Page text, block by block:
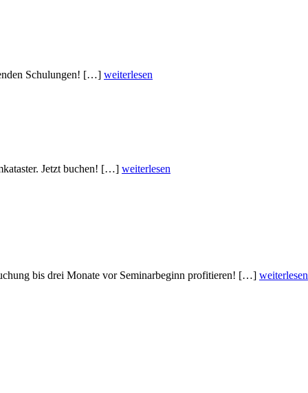
Schulungen! […] weiterlesen
Jetzt buchen! […] weiterlesen
bis drei Monate vor Seminarbeginn profitieren! […] weiterlesen